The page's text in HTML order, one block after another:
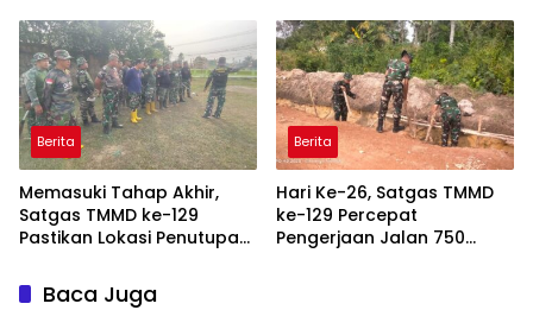
Karyo
Berita
Memasuki Tahap Akhir,
Satgas TMMD ke-129
Pastikan Lokasi Penutupan
Berita
Hari Ke-26, Satgas TMMD
ke-129 Percepat
Pengerjaan Jalan 750
Baca Juga